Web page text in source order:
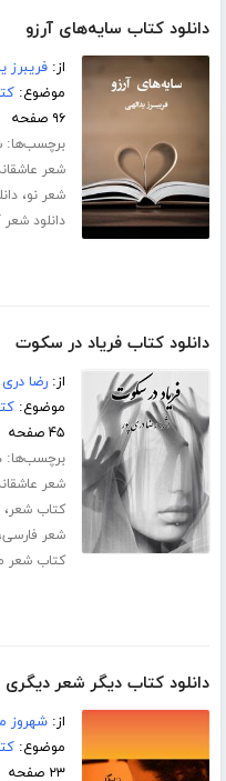
دانلود کتاب سایه‌های آرزو
از:فریبرز
موضوع:
۹۶ صفحه
برچسب‌ها:
شعر
شعر نو،
دانلود شعر
دانلود کتاب فریاد در سکوت
از:رضا دری
موضوع:
۴۵ صفحه
برچسب‌ها:
شعر
کتاب شعر،
شعر فارسی
کتاب شعر
دانلود کتاب دیگر شعر
از:شهروز
موضوع:
۲۳ صفحه